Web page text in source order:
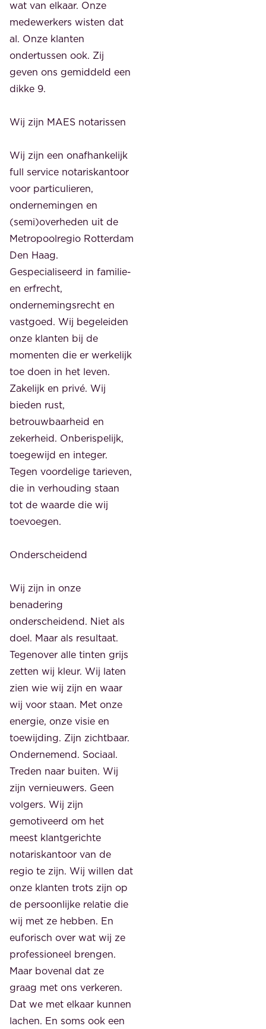
wat van elkaar. Onze
medewerkers wisten dat
al. Onze klanten
ondertussen ook. Zij
geven ons gemiddeld een
dikke 9.
Wij zijn MAES notarissen
Wij zijn een onafhankelijk
full service notariskantoor
voor particulieren,
ondernemingen en
(semi)overheden uit de
Metropoolregio Rotterdam
Den Haag.
Gespecialiseerd in familie-
en erfrecht,
ondernemingsrecht en
vastgoed. Wij begeleiden
onze klanten bij de
momenten die er werkelijk
toe doen in het leven.
Zakelijk en privé. Wij
bieden rust,
betrouwbaarheid en
zekerheid. Onberispelijk,
toegewijd en integer.
Tegen voordelige tarieven,
die in verhouding staan
tot de waarde die wij
toevoegen.
Onderscheidend
Wij zijn in onze
benadering
onderscheidend. Niet als
doel. Maar als resultaat.
Tegenover alle tinten grijs
zetten wij kleur. Wij laten
zien wie wij zijn en waar
wij voor staan. Met onze
energie, onze visie en
toewijding. Zijn zichtbaar.
Ondernemend. Sociaal.
Treden naar buiten. Wij
zijn vernieuwers. Geen
volgers. Wij zijn
gemotiveerd om het
meest klantgerichte
notariskantoor van de
regio te zijn. Wij willen dat
onze klanten trots zijn op
de persoonlijke relatie die
wij met ze hebben. En
euforisch over wat wij ze
professioneel brengen.
Maar bovenal dat ze
graag met ons verkeren.
Dat we met elkaar kunnen
lachen. En soms ook een